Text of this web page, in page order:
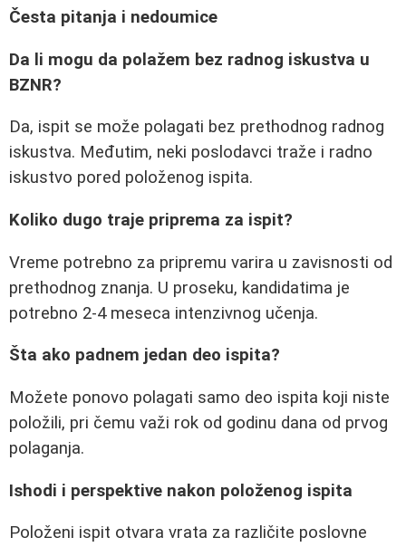
Česta pitanja i nedoumice
Da li mogu da polažem bez radnog iskustva u
BZNR?
Da, ispit se može polagati bez prethodnog radnog
iskustva. Međutim, neki poslodavci traže i radno
iskustvo pored položenog ispita.
Koliko dugo traje priprema za ispit?
Vreme potrebno za pripremu varira u zavisnosti od
prethodnog znanja. U proseku, kandidatima je
potrebno 2-4 meseca intenzivnog učenja.
Šta ako padnem jedan deo ispita?
Možete ponovo polagati samo deo ispita koji niste
položili, pri čemu važi rok od godinu dana od prvog
polaganja.
Ishodi i perspektive nakon položenog ispita
Položeni ispit otvara vrata za različite poslovne